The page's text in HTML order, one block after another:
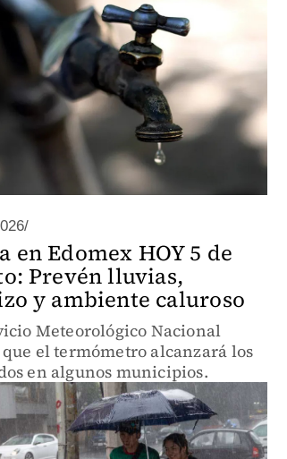
en Edomex HOY 5 de
Prevén lluvias,
y ambiente caluroso
Meteorológico Nacional
el termómetro alcanzará los
en algunos municipios.